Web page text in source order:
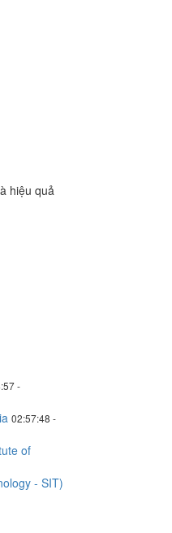
hiệu quả
-
02:57:48 -
of
- SIT)